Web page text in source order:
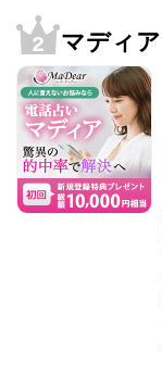
マディア